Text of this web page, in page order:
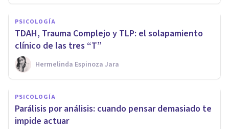
PSICOLOGÍA
TDAH, Trauma Complejo y TLP: el solapamiento
clínico de las tres “T”
Hermelinda Espinoza Jara
PSICOLOGÍA
Parálisis por análisis: cuando pensar demasiado te
impide actuar